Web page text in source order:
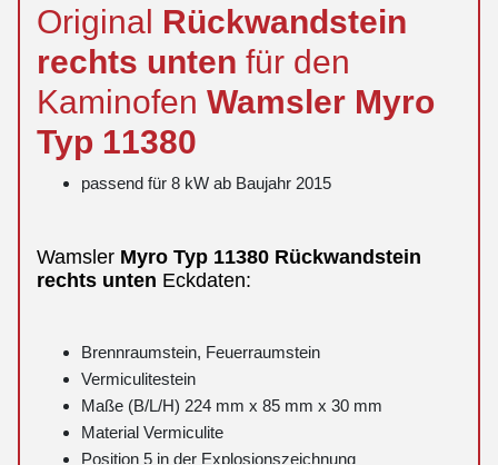
Original Rückwandstein
rechts unten für den
Kaminofen Wamsler Myro
Typ 11380
passend für 8 kW ab Baujahr 2015
Wamsler Myro Typ 11380 Rückwandstein
rechts unten Eckdaten:
Brennraumstein, Feuerraumstein
Vermiculitestein
Maße (B/L/H) 224 mm x 85 mm x 30 mm
Material Vermiculite
Position 5 in der Explosionszeichnung